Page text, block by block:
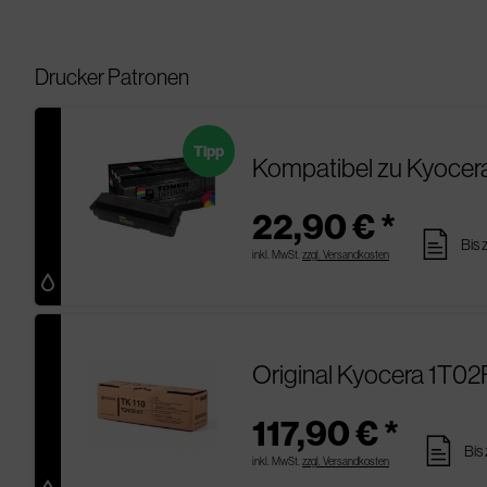
Drucker Patronen
Kompatibel zu
22,90 € *
inkl. MwSt. zzgl. Versandkosten
Tipp
pages Bis
Original Kyocera
117,90 € *
inkl. MwSt. zzgl. Versandkosten pages Bis